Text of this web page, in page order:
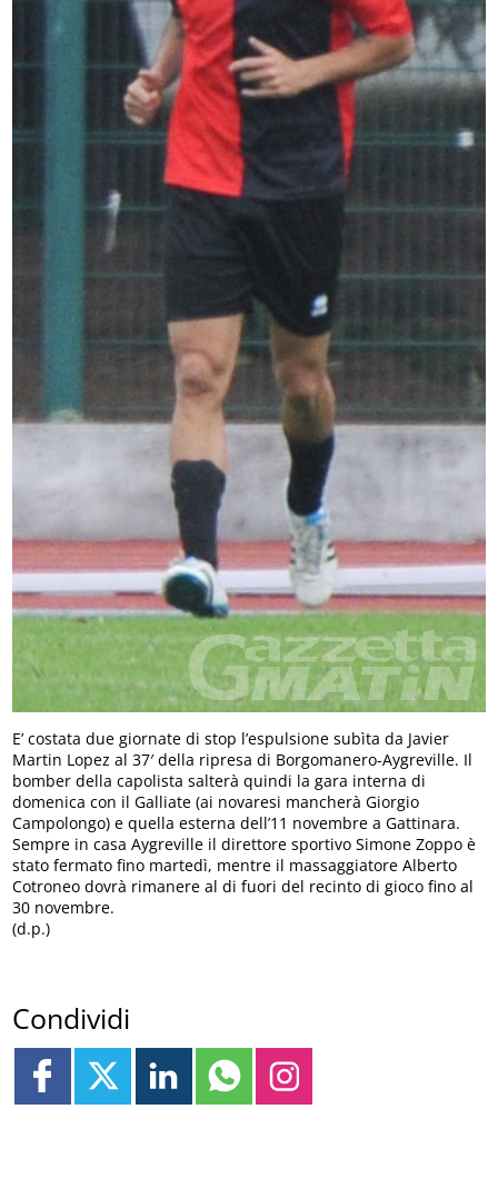
E’ costata due giornate di stop l’espulsione subìta da Javier
Martin Lopez al 37′ della ripresa di Borgomanero-Aygreville. Il
bomber della capolista salterà quindi la gara interna di
domenica con il Galliate (ai novaresi mancherà Giorgio
Campolongo) e quella esterna dell’11 novembre a Gattinara.
Sempre in casa Aygreville il direttore sportivo Simone Zoppo è
stato fermato fino martedì, mentre il massaggiatore Alberto
Cotroneo dovrà rimanere al di fuori del recinto di gioco fino al
30 novembre.
(d.p.)
Condividi